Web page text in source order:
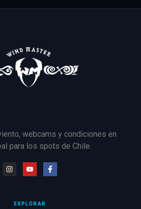
webcams y condiciones en
para los spots de Chile.
EXPLORAR